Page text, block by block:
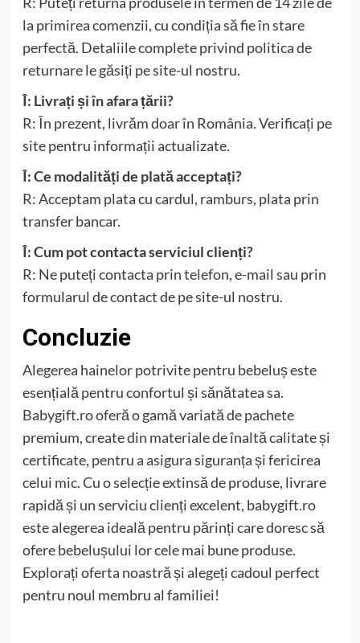
la primirea comenzii, cu condiția să fie în stare
perfectă. Detaliile complete privind politica de
returnare le găsiți pe site-ul nostru.
Î: Livrați și în afara țării?
R: În prezent, livrăm doar în România. Verificați pe
site pentru informații actualizate.
Î: Ce modalități de plată acceptați?
R: Acceptam plata cu cardul, ramburs, plata prin
transfer bancar.
Î: Cum pot contacta serviciul clienți?
R: Ne puteți contacta prin telefon, e-mail sau prin
formularul de contact de pe site-ul nostru.
Concluzie
Alegerea hainelor potrivite pentru bebeluș este
esențială pentru confortul și sănătatea sa.
Babygift.ro oferă o gamă variată de pachete
premium, create din materiale de înaltă calitate și
certificate, pentru a asigura siguranța și fericirea
celui mic. Cu o selecție extinsă de produse, livrare
rapidă și un serviciu clienți excelent, babygift.ro
este alegerea ideală pentru părinți care doresc să
ofere bebelușului lor cele mai bune produse.
Explorați oferta noastră și alegeți cadoul perfect
pentru noul membru al familiei!